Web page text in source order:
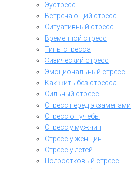
Эустресс
Встречающий стресс
Ситуативный стресс
Временной стресс
Типы стресса
Физический стресс
Эмоциональный стресс
Как жить без стресса
Сильный стресс
Стресс перед экзаменами
Стресс от учебы
Стресс у мужчин
Стресс у женщин
Стресс у детей
Подростковый стресс